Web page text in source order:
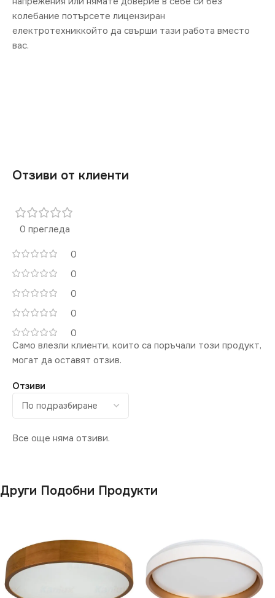
колебание потърсете лицензиран
електротехниккойто да свърши тази работа вместо
вас.
Отзиви от клиенти
0 прегледа
0
0
0
0
0
Отзиви
Все още няма отзиви.
Само влезли клиенти, които са поръчали този продукт,
могат да оставят отзив.
Други Подобни Продукти